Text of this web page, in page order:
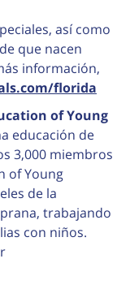
así como
que nacen
información,
florida
of Young
educación de
3,000 miembros
of Young
de la
trabajando
con niños.